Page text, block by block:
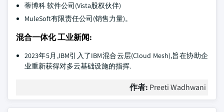
蒂博科 软件公司(Vista股权伙伴)
MuleSoft有限责任公司(销售力量)。
混合一体化 工业新闻:
2023年5月,IBM引入了IBM混合云层(Cloud Mesh),旨在协助企
业重新获得对多云基础设施的指挥.
作者: Preeti Wadhwani